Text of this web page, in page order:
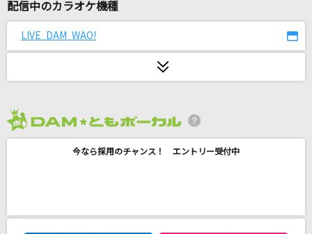
会いたくて 会いたくて
[生音]世田谷ラブストーリー
配信中のカラオケ機種
LIVE DAM WAO!
今なら採用のチャンス！ エントリー受付中
DAM★ともボーカルエントリーランキング